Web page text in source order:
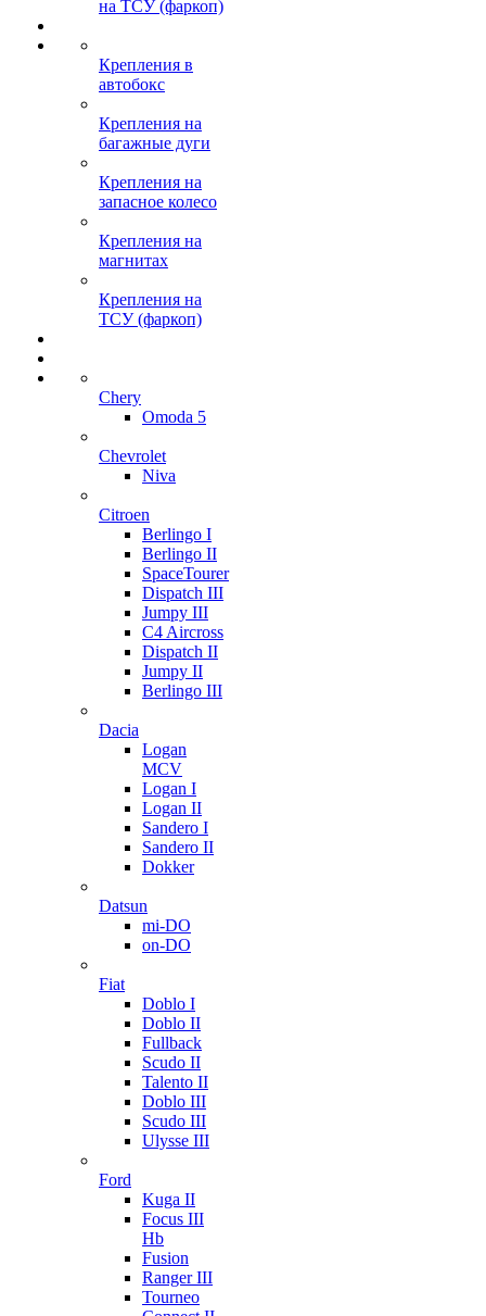
на ТСУ (фаркоп)
Крепления в
автобокс
Крепления на
багажные дуги
Крепления на
запасное колесо
Крепления на
магнитах
Крепления на
ТСУ (фаркоп)
Chery
Omoda 5
Chevrolet
Niva
Citroen
Berlingo I
Berlingo II
SpaceTourer
Dispatch III
Jumpy III
C4 Aircross
Dispatch II
Jumpy II
Berlingo III
Dacia
Logan
MCV
Logan I
Logan II
Sandero I
Sandero II
Dokker
Datsun
mi-DO
on-DO
Fiat
Doblo I
Doblo II
Fullback
Scudo II
Talento II
Doblo III
Scudo III
Ulysse III
Ford
Kuga II
Focus III
Hb
Fusion
Ranger III
Tourneo